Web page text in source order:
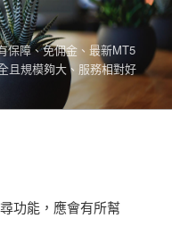
保障、免佣金、最新MT5
且規模夠大、服務相對好
功能，應會有所幫